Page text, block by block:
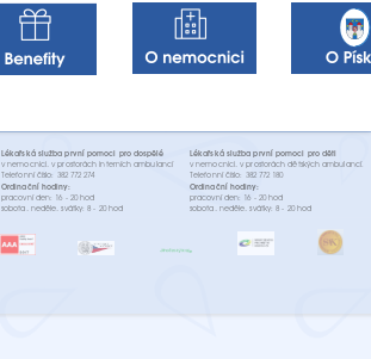
Lékařská služba první pomoci pro dospělé
v nemocnici, v prostorách interních ambulancí
Telefonní číslo: 382 772 274
Ordinační hodiny:
pracovní den: 16 - 20 hod
sobota, neděle, svátky: 8 - 20 hod
Lékařská služba první pomoci pro děti
v nemocnici, v prostorách dětských ambulancí.
Telefonní číslo: 382 772 180
Ordinační hodiny:
pracovní den: 16 - 20 hod
sobota, neděle, svátky: 8 - 20 hod